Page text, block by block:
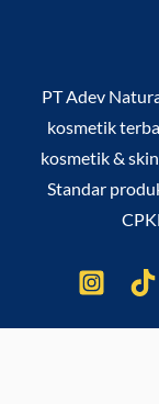
PT Adev
kosmetik
kosmetik &
Standar